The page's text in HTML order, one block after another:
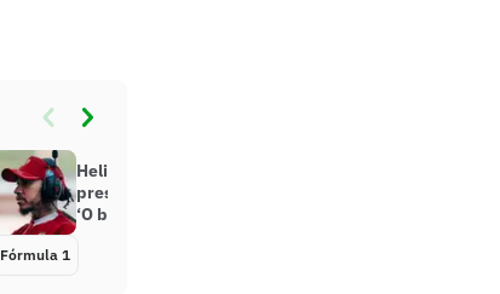
Helio Castroneves opina sobre
pressão em Lewis Hamilton na F1:
‘O bicho pega’
Fórmula 1